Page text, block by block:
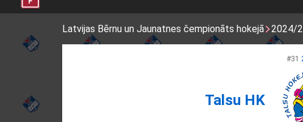
Latvijas Bērnu un Jaunatnes čempionāts hokejā 2024/
#31
Talsu HK